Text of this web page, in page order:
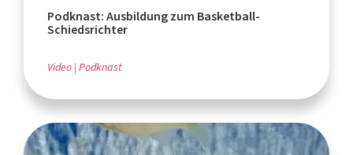
Podknast: Ausbildung zum Basketball-
Schiedsrichter
Video Podknast